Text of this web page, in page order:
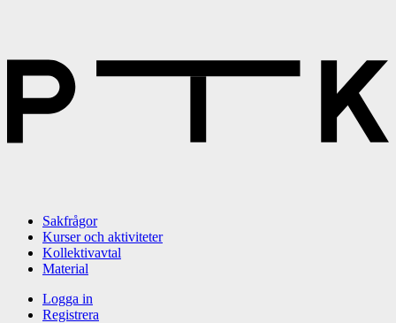
Sakfrågor
Kurser och aktiviteter
Kollektivavtal
Material
Logga in
Registrera